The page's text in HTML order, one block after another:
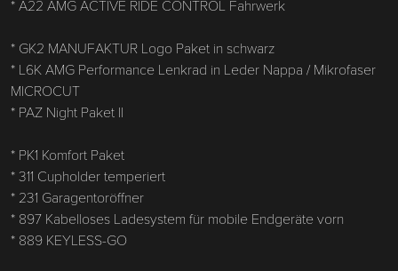
* A22 AMG ACTIVE RIDE CONTROL Fahrwerk
* GK2 MANUFAKTUR Logo Paket in schwarz
* L6K AMG Performance Lenkrad in Leder Nappa / Mikrofaser
MICROCUT
* PAZ Night Paket II
* PK1 Komfort Paket
* 311 Cupholder temperiert
* 231 Garagentoröffner
* 897 Kabelloses Ladesystem für mobile Endgeräte vorn
* 889 KEYLESS-GO